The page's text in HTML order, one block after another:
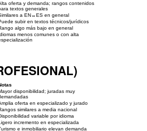
oferta y demanda; rangos contenidos
textos generales
a EN↔ES en general
subir en textos técnicos/jurídicos
algo más bajo en general
menos comunes o con alta
disponibilidad; juradas muy
oferta en especializado y jurado
similares a media nacional
variable por idioma
incremento en especializada
e inmobiliario elevan demanda